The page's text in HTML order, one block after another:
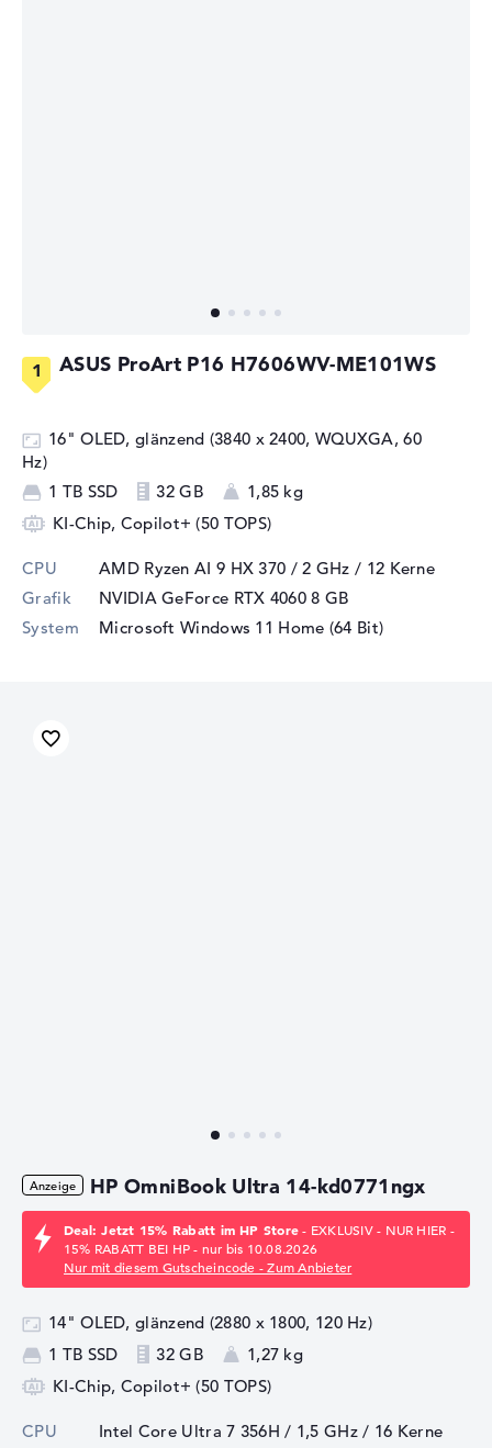
ASUS ProArt P16 H7606WV-ME101WS
16" OLED, glänzend (3840 x 2400, WQUXGA, 60
Hz)
1 TB SSD
32 GB
1,85 kg
KI-Chip, Copilot+ (50 TOPS)
CPU AMD Ryzen AI 9 HX 370 / 2 GHz / 12 Kerne
Grafik
NVIDIA GeForce RTX 40608 GB
System
Microsoft Windows 11 Home (64 Bit)
HP OmniBook Ultra 14-kd0771ngx
Deal: Jetzt 15% Rabatt im HP Store- EXKLUSIV - NUR HIER -
15% RABATT BEI HP - nur bis 10.08.2026
Nur mit diesem Gutscheincode - Zum Anbieter
14" OLED, glänzend (2880 x 1800, 120 Hz)
1 TB SSD
32 GB
1,27 kg
KI-Chip, Copilot+ (50 TOPS)
CPU Intel Core Ultra 7 356H / 1,5 GHz/ 16 Kerne